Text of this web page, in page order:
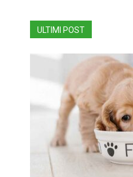
ULTIMI POST